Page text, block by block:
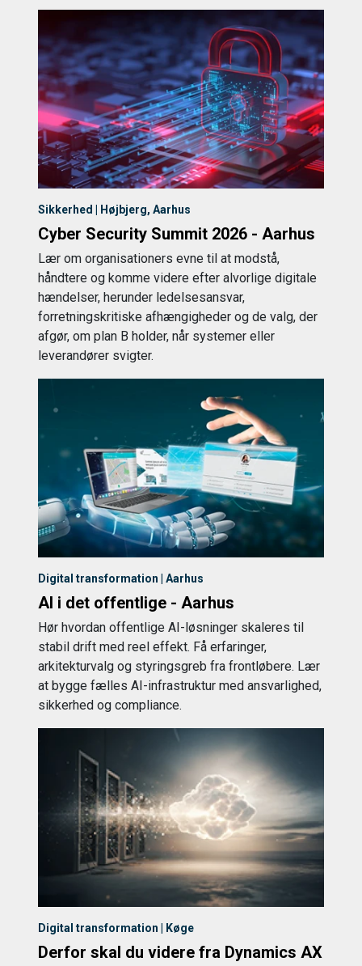
Sikkerhed | Højbjerg, Aarhus
Cyber Security Summit 2026 - Aarhus
Lær om organisationers evne til at modstå,
håndtere og komme videre efter alvorlige digitale
hændelser, herunder ledelsesansvar,
forretningskritiske afhængigheder og de valg, der
afgør, om plan B holder, når systemer eller
leverandører svigter.
Digital transformation | Aarhus
AI i det offentlige - Aarhus
Hør hvordan offentlige AI-løsninger skaleres til
stabil drift med reel effekt. Få erfaringer,
arkitekturvalg og styringsgreb fra frontløbere. Lær
at bygge fælles AI-infrastruktur med ansvarlighed,
sikkerhed og compliance.
Digital transformation | Køge
Derfor skal du videre fra Dynamics AX